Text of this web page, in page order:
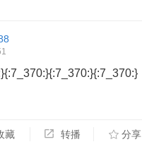
藏 转播 分享